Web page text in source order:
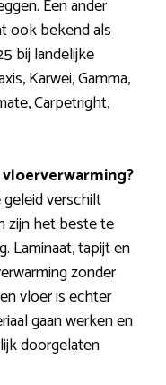
Een ander
ook bekend als
bij landelijke
Karwei, Gamma,
Carpetright,
verschilt
zijn het beste te
Laminaat, tapijt en
zonder
vloer is echter
gaan werken en
doorgelaten